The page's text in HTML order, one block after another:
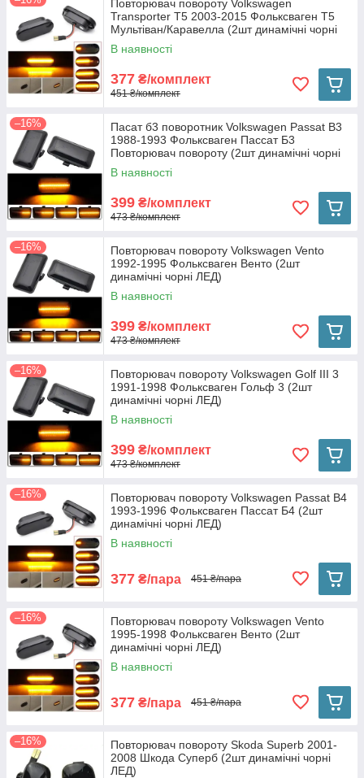
Повторювач повороту Volkswagen
Transporter T5 2003-2015 Фольксваген Т5
Мультіван/Каравелла (2шт динамічні чорні
ЛЕД)
В наявності
377 ₴/комплект
451 ₴/комплект
–16%
Пасат б3 поворотник Volkswagen Passat B3
1988-1993 Фольксваген Пассат Б3
Повторювач повороту (2шт динамічні чорні
ЛЕД)
В наявності
399 ₴/комплект
473 ₴/комплект
–16%
Повторювач повороту Volkswagen Vento
1992-1995 Фольксваген Венто (2шт
динамічні чорні ЛЕД)
В наявності
399 ₴/комплект
473 ₴/комплект
–16%
Повторювач повороту Volkswagen Golf III 3
1991-1998 Фольксваген Гольф 3 (2шт
динамічні чорні ЛЕД)
В наявності
399 ₴/комплект
473 ₴/комплект
–16%
Повторювач повороту Volkswagen Passat B4
1993-1996 Фольксваген Пассат Б4 (2шт
динамічні чорні ЛЕД)
В наявності
377 ₴/пара 451 ₴/пара
–16%
Повторювач повороту Volkswagen Vento
1995-1998 Фольксваген Венто (2шт
динамічні чорні ЛЕД)
В наявності
377 ₴/пара 451 ₴/пара
–16%
Повторювач повороту Skoda Superb 2001-
2008 Шкода Суперб (2шт динамічні чорні
ЛЕД)